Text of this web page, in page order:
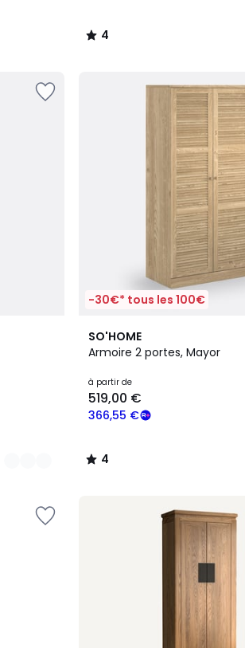
4
/
-30€* tous les 100€
SO'HOME
Armoire 2 portes, Mayor
à partir de
366,55 €
519,00 €
4
/
2
Couleurs
4
/